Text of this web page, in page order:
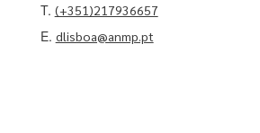
T. (+351)217936657
E. dlisboa@anmp.pt